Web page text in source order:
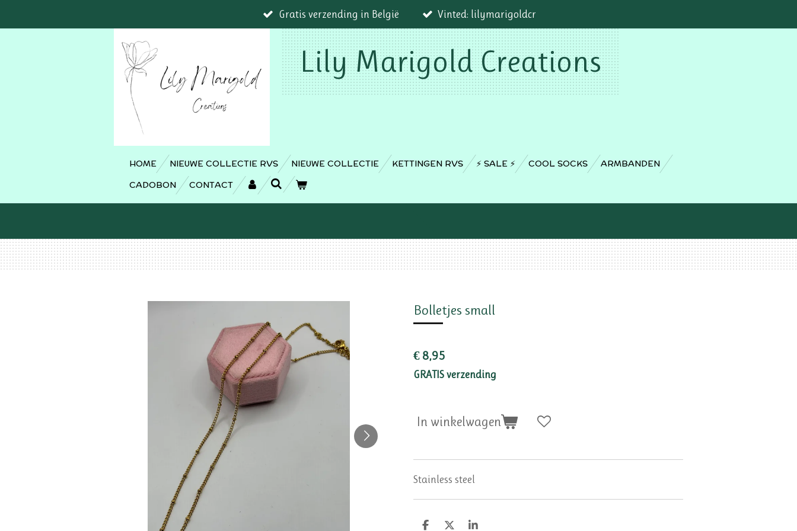
direct
Gratis verzending in België Vinted: lilymarigoldcr
Lily Marigold Creations
HOME NIEUWE COLLECTIE RVS NIEUWE COLLECTIE KETTINGEN RVS ⚡️ SALE ⚡️ COOL SOCKS
ARMBANDEN
CADOBON
CONTACT
Bolletjes small
€ 8,95
GRATIS verzending
In winkelwagen
Stainless steel